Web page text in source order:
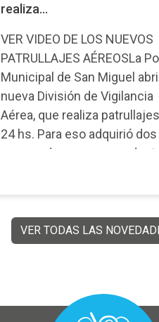
realiza...
VER VIDEO DE LOS NUEVOS
PATRULLAJES AÉREOSLa
Municipal de San Miguel
nueva División de Vigilancia
Aérea, que realiza
24 hs. Para eso adquirió dos
nuevos drones, que se
por su avanzada tecnología
VER TODAS LAS